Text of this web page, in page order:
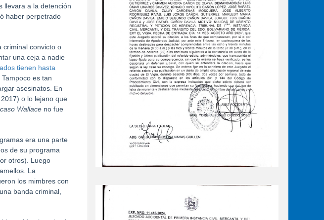
llevara a la detención
haber perpetrado
criminal convicto o
una ceja a nadie
tienen hasta
es tan
asesinatos. En
o lo lejano que
caso Wallace no fue
era una parte
de su programa
otros). Luego
La
los mimbres con
banda criminal,